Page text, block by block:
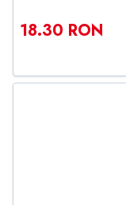
18.30 RON